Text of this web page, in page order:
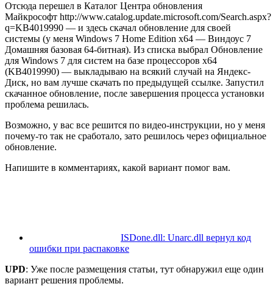
Отсюда перешел в Каталог Центра обновления
Майкрософт http://www.catalog.update.microsoft.com/Search.aspx?
q=KB4019990 — и здесь скачал обновление для своей
системы (у меня Windows 7 Home Edition x64 — Виндоус 7
Домашняя базовая 64-битная). Из списка выбрал Обновление
для Windows 7 для систем на базе процессоров x64
(KB4019990) — выкладываю на всякий случай на Яндекс-
Диск, но вам лучше скачать по предыдущей ссылке. Запустил
скачанное обновление, после завершения процесса установки
проблема решилась.
Возможно, у вас все решится по видео-инструкции, но у меня
почему-то так не сработало, зато решилось через официальное
обновление.
Напишите в комментариях, какой вариант помог вам.
ISDone.dll: Unarc.dll вернул код
ошибки при распаковке
UPD: Уже после размещения статьи, тут обнаружил еще один
вариант решения проблемы.